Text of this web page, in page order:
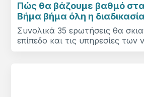
Πώς θα βάζουμε βαθμό
Βήμα βήμα όλη η διαδικασία
Συνολικά 35 ερωτήσεις θα
επίπεδο και τις υπηρεσίες των